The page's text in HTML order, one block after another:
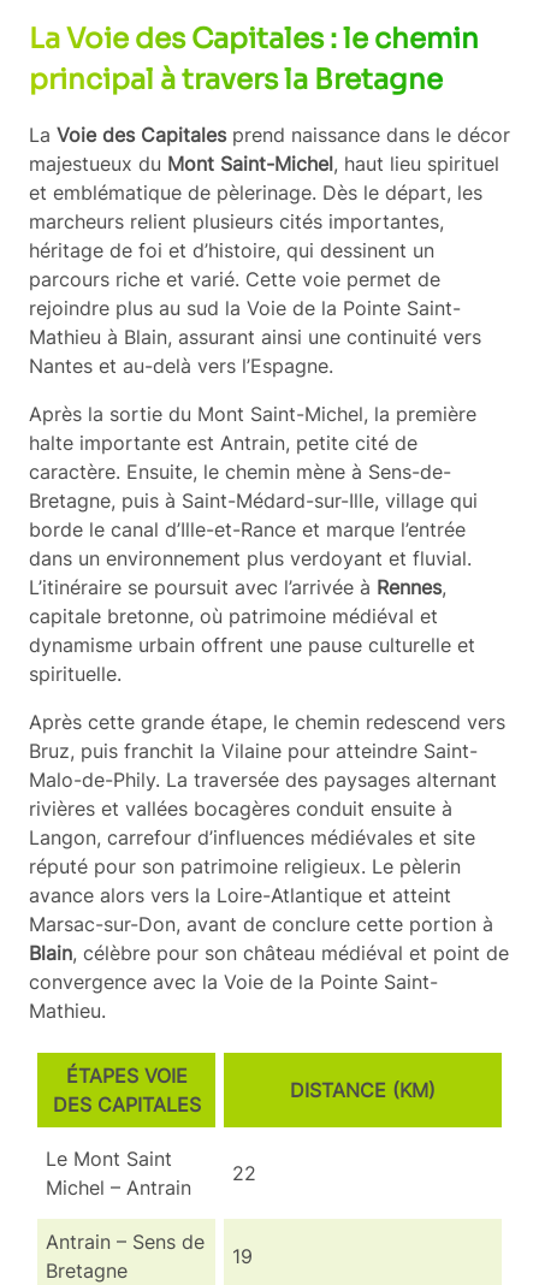
1 – Mont Saint Michel
Voie des Capitales
Chemin Vendéen
Du Chemin Vendéen à la Voie de Tours
La Voie des Capitales : le chemin
principal à travers la Bretagne
La Voie des Capitalesprend naissance dans le décor
majestueux du Mont Saint-Michel, haut lieu spirituel
et emblématique de pèlerinage. Dès le départ, les
marcheurs relient plusieurs cités importantes,
héritage de foi et d’histoire, qui dessinent un
parcours riche et varié. Cette voie permet de
rejoindre plus au sud la Voie de la Pointe Saint-
Mathieu à Blain, assurant ainsi une continuité vers
Nantes et au-delà vers l’Espagne.
Après la sortie du Mont Saint-Michel, la première
halte importante est Antrain, petite cité de
caractère. Ensuite, le chemin mène à Sens-de-
Bretagne, puis à Saint-Médard-sur-Ille, village qui
borde le canal d’Ille-et-Rance et marque l’entrée
dans un environnement plus verdoyant et fluvial.
L’itinéraire se poursuit avec l’arrivée à Rennes,
capitale bretonne, où patrimoine médiéval et
dynamisme urbain offrent une pause culturelle et
spirituelle.
Après cette grande étape, le chemin redescend vers
Bruz, puis franchit la Vilaine pour atteindre Saint-
Malo-de-Phily. La traversée des paysages alternant
rivières et vallées bocagères conduit ensuite à
Langon, carrefour d’influences médiévales et site
réputé pour son patrimoine religieux. Le pèlerin
avance alors vers la Loire-Atlantique et atteint
Marsac-sur-Don, avant de conclure cette portion à
Blain, célèbre pour son château médiéval et point de
convergence avec la Voie de la Pointe Saint-
Mathieu.
ÉTAPES VOIE
DES CAPITALES
DISTANCE (KM)
Le Mont Saint
Michel – Antrain
22
Antrain – Sens de
Bretagne
19